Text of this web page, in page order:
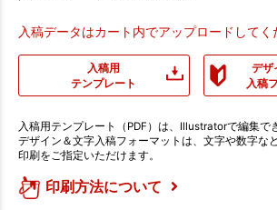
入稿データはカート内でアップロードしてく
入稿用
テンプレート
デザ
入稿
入稿用テンプレート（PDF）は、Illustratorで編集で
デザイン＆文字入稿フォーマットは、文字や数字な
印刷をご指定いただけます。
印刷方法について